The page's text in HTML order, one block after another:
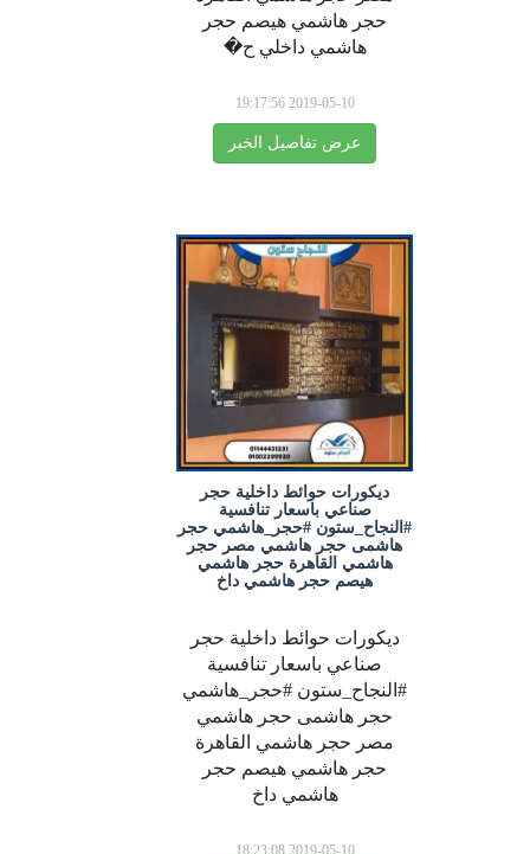
حجر هاشمي هيصم حجر
هاشمي داخلي ح�
عرض تفاصيل الخبر
ديكورات حوائط داخلية حجر
صناعي باسعار تنافسية
#النجاح_ستون #حجر_هاشمي حجر
هاشمى حجر هاشمي مصر حجر
هاشمي القاهرة حجر هاشمي
هيصم حجر هاشمي داخ
ديكورات حوائط داخلية حجر
صناعي باسعار تنافسية
#النجاح_ستون #حجر_هاشمي
حجر هاشمى حجر هاشمي
مصر حجر هاشمي القاهرة
حجر هاشمي هيصم حجر